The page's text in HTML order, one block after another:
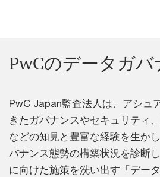
PwCのデータガ
PwC Japan監査法人は、アシュ
きたガバナンスやセキュリティ
などの知見と豊富な経験を生か
バナンス態勢の構築状況を診断
に向けた施策を洗い出す「デー